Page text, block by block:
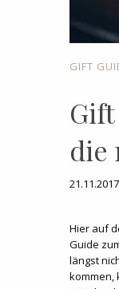
GIFT
die
21.11.2017
Hier auf
Guide
längst
kommen,